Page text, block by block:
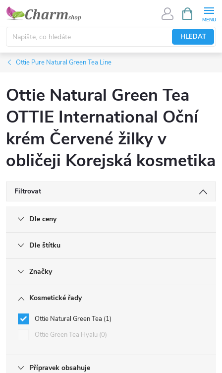
Přejít
obsah
HLEDAT
NÁKUPNÍ
KOŠÍK
Ottie Pure Natural Green Tea Line
Ottie Natural Green Tea
OTTIE International Oční
krém Červené žilky v
obličeji Korejská kosmetika
Filtrovat
Dle ceny
Dle štítku
Značky
Kosmetické řady
Ottie Natural Green Tea 1
Ottie Green Tea Hyalu 0
Přípravek obsahuje